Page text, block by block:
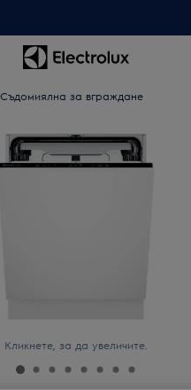
Съдомиялна за вграждане
Кликнете, за да увеличите.